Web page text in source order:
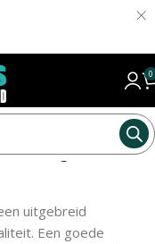
×
0
Keerringen
uitgebreid
Een goede